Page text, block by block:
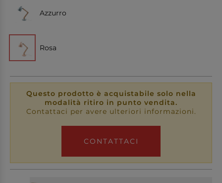
Azzurro
Rosa
Questo prodotto è acquistabile solo nella
modalità ritiro in punto vendita.
Contattaci per avere ulteriori informazioni.
CONTATTACI